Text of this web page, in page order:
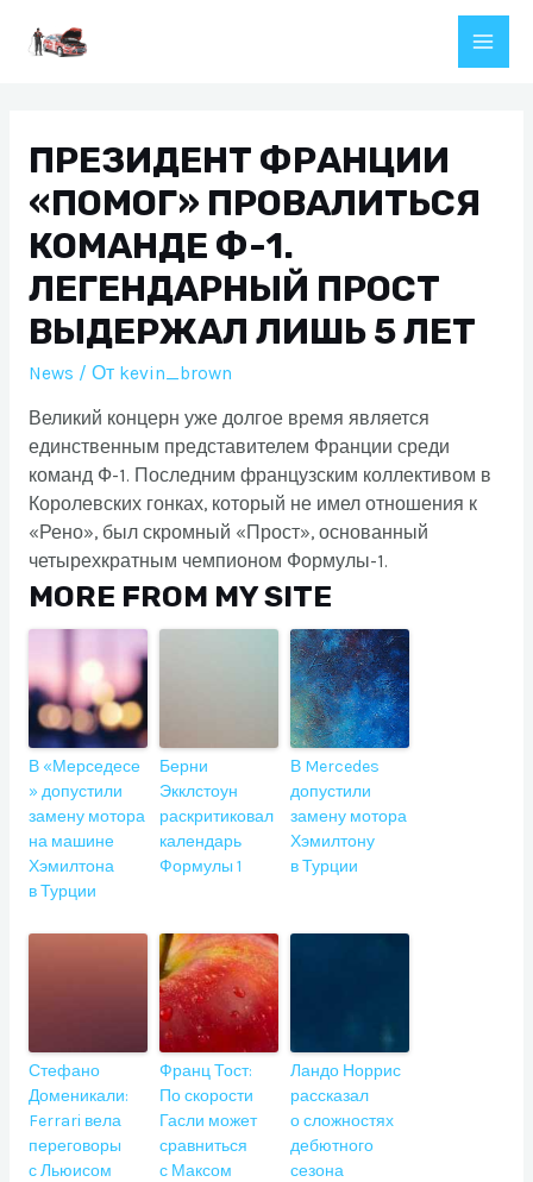
Main
ПРЕЗИДЕНТ ФРАНЦИИ
«ПОМОГ» ПРОВАЛИТЬСЯ
КОМАНДЕ Ф-1.
ЛЕГЕНДАРНЫЙ ПРОСТ
ВЫДЕРЖАЛ ЛИШЬ 5 ЛЕТ
News / От kevin_brown
Великий концерн уже долгое время является
единственным представителем Франции среди
команд Ф-1. Последним французским коллективом в
Королевских гонках, который не имел отношения к
«Рено», был скромный «Прост», основанный
четырехкратным чемпионом Формулы-1.
MORE FROM MY SITE
В «Мерседесе
» допустили
замену мотора
на машине
Хэмилтона
в Турции
Берни
Экклстоун
раскритиковал
календарь
Формулы 1
В Mercedes
допустили
замену мотора
Хэмилтону
в Турции
Стефано
Доменикали:
Ferrari вела
переговоры
с Льюисом
Франц Тост:
По скорости
Гасли может
сравниться
с Максом
Ландо Норрис
рассказал
о сложностях
дебютного
сезона